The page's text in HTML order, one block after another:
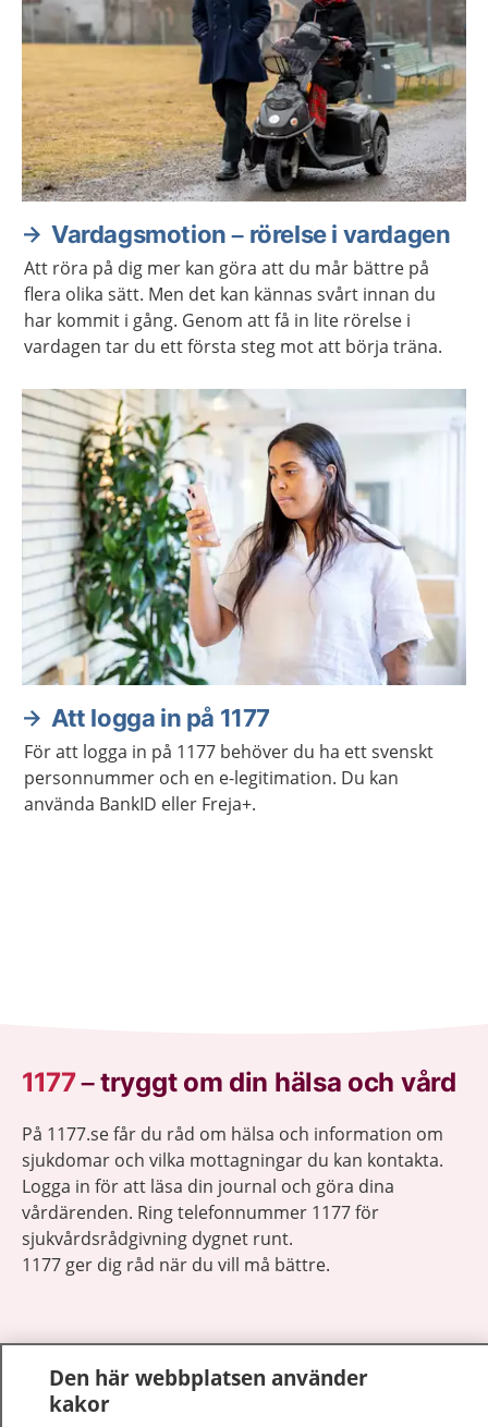
Vardagsmotion – rörelse i vardagen
Att röra på dig mer kan göra att du mår bättre på
flera olika sätt. Men det kan kännas svårt innan du
har kommit i gång. Genom att få in lite rörelse i
vardagen tar du ett första steg mot att börja träna.
Att logga in på 1177
För att logga in på 1177 behöver du ha ett svenskt
personnummer och en e-legitimation. Du kan
använda BankID eller Freja+.
1177–tryggt om din hälsa och vård
På 1177.se får du råd om hälsa och information om
sjukdomar och vilka mottagningar du kan kontakta.
Logga in för att läsa din journal och göra dina
vårdärenden. Ring telefonnummer 1177 för
sjukvårdsrådgivning dygnet runt.
1177 ger dig råd när du vill må bättre.
1177 på flera språk
Den här webbplatsen använder
kakor